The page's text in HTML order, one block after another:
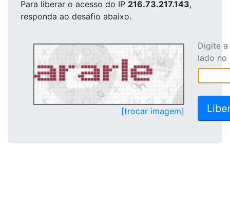
Para liberar o acesso do IP 216.73.217.143,
responda ao desafio abaixo.
[trocar imagem]
Digite
lado no